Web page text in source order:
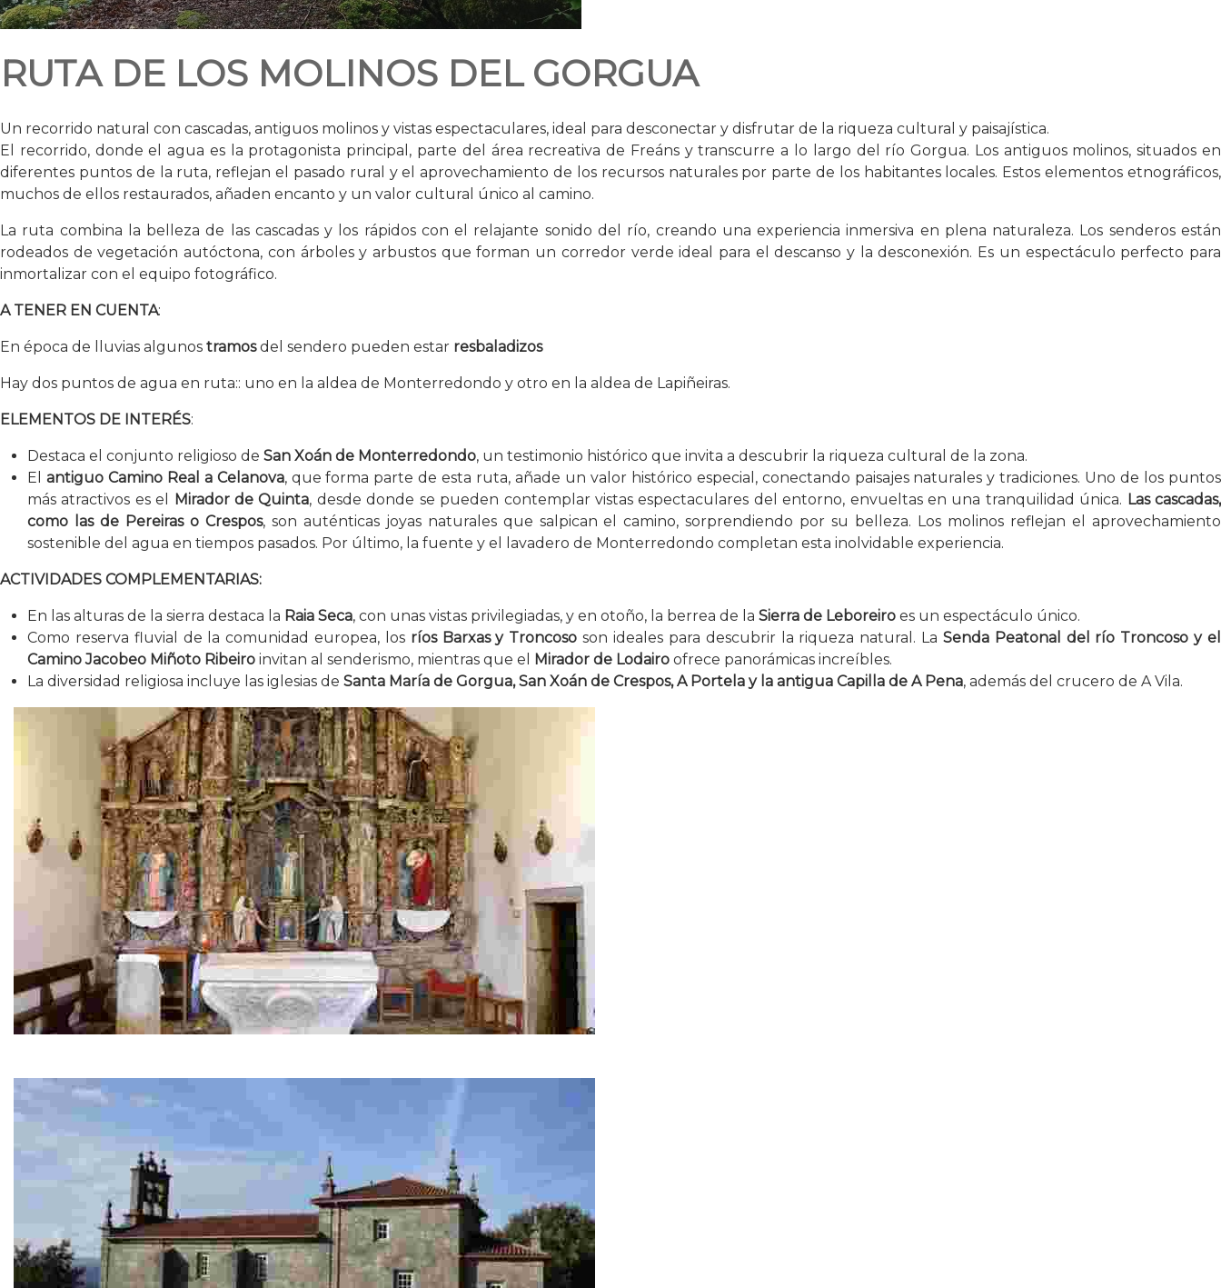
RUTA DE LOS MOLINOS DEL GORGUA
Un recorrido natural con cascadas, antiguos molinos y vistas espectaculares, ideal para desconectar y disfrutar de la riqueza cultural y paisajística.
El recorrido, donde el agua es la protagonista principal, parte del área recreativa de Freáns y transcurre a lo largo del río Gorgua. Los antiguos molinos, situados en
diferentes puntos de la ruta, reflejan el pasado rural y el aprovechamiento de los recursos naturales por parte de los habitantes locales. Estos elementos etnográficos,
muchos de ellos restaurados, añaden encanto y un valor cultural único al camino.
La ruta combina la belleza de las cascadas y los rápidos con el relajante sonido del río, creando una experiencia inmersiva en plena naturaleza. Los senderos están
rodeados de vegetación autóctona, con árboles y arbustos que forman un corredor verde ideal para el descanso y la desconexión. Es un espectáculo perfecto para
inmortalizar con el equipo fotográfico.
A TENER EN CUENTA:
En época de lluvias algunos tramosdel sendero pueden estar resbaladizos
Hay dos puntos de agua en ruta:: uno en la aldea de Monterredondo y otro en la aldea de Lapiñeiras.
ELEMENTOS DE INTERÉS:
Destaca el conjunto religioso de San Xoán de Monterredondo, un testimonio histórico que invita a descubrir la riqueza cultural de la zona.
El antiguo Camino Real a Celanova, que forma parte de esta ruta, añade un valor histórico especial, conectando paisajes naturales y tradiciones. Uno de los puntos
más atractivos es el
Mirador de Quinta, desde donde se pueden contemplar vistas espectaculares del entorno, envueltas en una tranquilidad única. Las cascadas,
como las de Pereiras o Crespos, son auténticas joyas naturales que salpican el camino, sorprendiendo por su belleza. Los molinos reflejan el aprovechamiento
sostenible del agua en tiempos pasados. Por último, la fuente y el lavadero de Monterredondo completan esta inolvidable experiencia.
ACTIVIDADES COMPLEMENTARIAS:
En las alturas de la sierra destaca la Raia Seca, con unas vistas privilegiadas, y en otoño, la berrea de la Sierra de Leboreiro es un espectáculo único.
Como reserva fluvial de la comunidad europea, los ríos Barxas y Troncoso son ideales para descubrir la riqueza natural. La Senda Peatonal del río Troncoso y el
Camino Jacobeo Miñoto Ribeiro invitan al senderismo, mientras que el Mirador de Lodairo ofrece panorámicas increíbles.
La diversidad religiosa incluye las iglesias de Santa María de Gorgua, San Xoán de Crespos, A Portela y la antigua Capilla de A Pena, además del crucero de A Vila.